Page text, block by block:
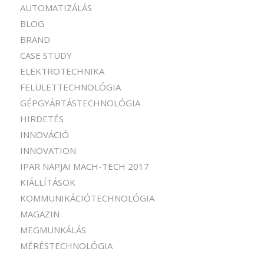
AUTOMATIZÁLÁS
BLOG
BRAND
CASE STUDY
ELEKTROTECHNIKA
FELÜLETTECHNOLÓGIA
GÉPGYÁRTÁSTECHNOLÓGIA
HIRDETÉS
INNOVÁCIÓ
INNOVATION
IPAR NAPJAI MACH-TECH 2017
KIÁLLÍTÁSOK
KOMMUNIKÁCIÓTECHNOLÓGIA
MAGAZIN
MEGMUNKÁLÁS
MÉRÉSTECHNOLÓGIA